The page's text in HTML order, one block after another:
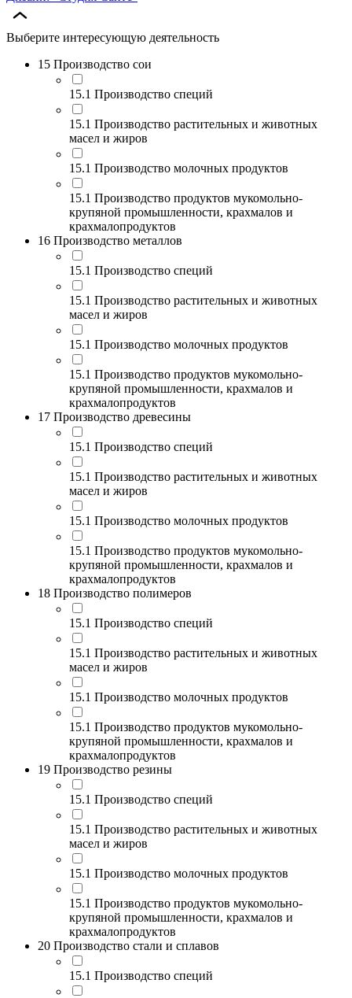
Выберите интересующую деятельность
15 Производство сои
15.1 Производство специй
15.1 Производство растительных и животных
масел и жиров
15.1 Производство молочных продуктов
15.1 Производство продуктов мукомольно-
крупяной промышленности, крахмалов и
крахмалопродуктов
16 Производство металлов
15.1 Производство специй
15.1 Производство растительных и животных
масел и жиров
15.1 Производство молочных продуктов
15.1 Производство продуктов мукомольно-
крупяной промышленности, крахмалов и
крахмалопродуктов
17 Производство древесины
15.1 Производство специй
15.1 Производство растительных и животных
масел и жиров
15.1 Производство молочных продуктов
15.1 Производство продуктов мукомольно-
крупяной промышленности, крахмалов и
крахмалопродуктов
18 Производство полимеров
15.1 Производство специй
15.1 Производство растительных и животных
масел и жиров
15.1 Производство молочных продуктов
15.1 Производство продуктов мукомольно-
крупяной промышленности, крахмалов и
крахмалопродуктов
19 Производство резины
15.1 Производство специй
15.1 Производство растительных и животных
масел и жиров
15.1 Производство молочных продуктов
15.1 Производство продуктов мукомольно-
крупяной промышленности, крахмалов и
крахмалопродуктов
20 Производство стали и сплавов
15.1 Производство специй